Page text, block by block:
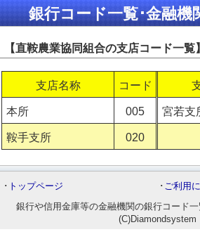
銀行コード一覧･金融機
【直鞍農業協同組合の支店コード一覧】
支店名称 コード
本所 005 宮若支
鞍手支所 020
･ トップページ ･ ご利用
銀行や信用金庫等の金融機関の銀行コード一
(C)Diamondsystem